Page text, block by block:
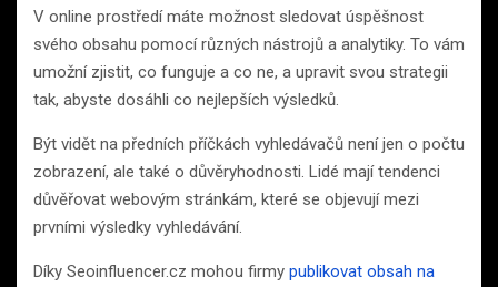
V online prostředí máte možnost sledovat úspěšnost
svého obsahu pomocí různých nástrojů a analytiky. To vám
umožní zjistit, co funguje a co ne, a upravit svou strategii
tak, abyste dosáhli co nejlepších výsledků.
Být vidět na předních příčkách vyhledávačů není jen o počtu
zobrazení, ale také o důvěryhodnosti. Lidé mají tendenci
důvěřovat webovým stránkám, které se objevují mezi
prvními výsledky vyhledávání.
Díky Seoinfluencer.cz mohou firmy publikovat obsah na